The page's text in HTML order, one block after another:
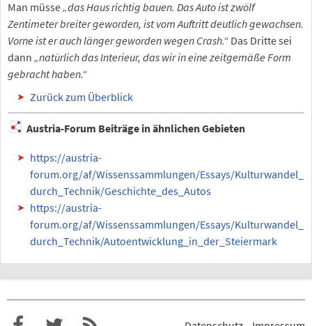
Man müsse„das Haus richtig bauen. Das Auto ist zwölf
Zentimeter breiter geworden, ist vom Auftritt deutlich gewachsen.
Vorne ist er auch länger geworden wegen Crash.“ Das Dritte sei
dann „natürlich das Interieur, das wir in eine zeitgemäße Form
gebracht haben.“
Zurück zum Überblick
Austria-Forum Beiträge in ähnlichen Gebieten
https://austria-
forum.org/af/Wissenssammlungen/Essays/Kulturwandel_
durch_Technik/Geschichte_des_Autos
https://austria-
forum.org/af/Wissenssammlungen/Essays/Kulturwandel_
durch_Technik/Autoentwicklung_in_der_Steiermark